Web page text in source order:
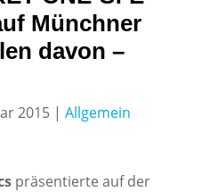
Münchner
davon –
2015| Allgemein
präsentierte auf der